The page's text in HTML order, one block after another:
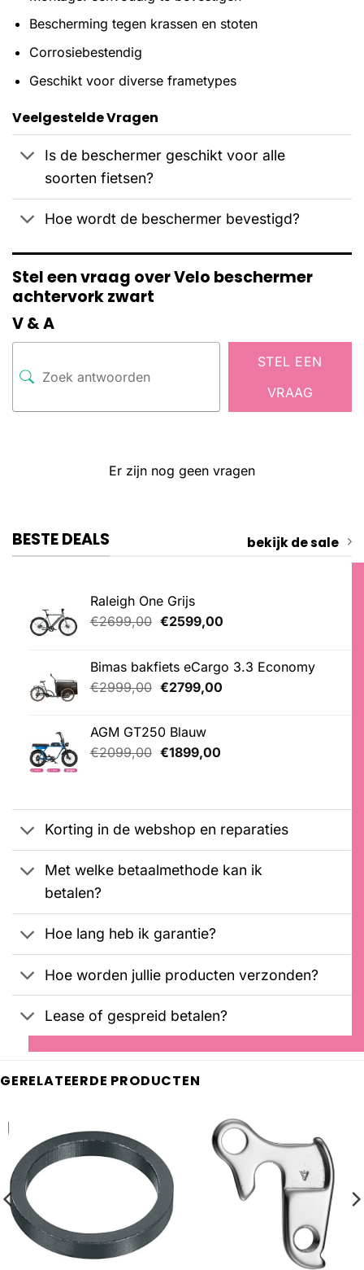
Bescherming tegen krassen en stoten
Corrosiebestendig
Geschikt voor diverse frametypes
Veelgestelde Vragen
Is de beschermer geschikt voor alle
soorten fietsen?
Hoe wordt de beschermer bevestigd?
Stel een vraag over Velo beschermer
achtervork zwart
V & A
STEL EEN
VRAAG
Er zijn nog geen vragen
BESTE DEALS bekijk de sale
Raleigh One Grijs
€2699,00 Oorspronkelijke
€2699,00.
€2599,00Huidige
€2599,00.
Bimas bakfiets eCargo 3.3 Economy
€2999,00 Oorspronkelijke
€2999,00.
€2799,00Huidige
AGM GT250 Blauw
€2099,00 Oorspronkelijke
€1899,00Huidige
Korting in de webshop en reparaties
Met welke betaalmethode kan ik
betalen?
Hoe lang heb ik garantie?
Hoe worden jullie producten verzonden?
Lease of gespreid betalen?
GERELATEERDE PRODUCTEN